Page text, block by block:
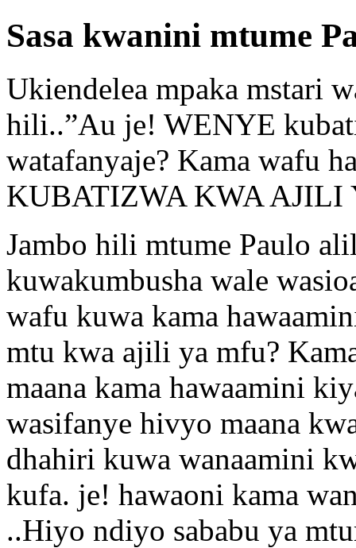
Sasa kwanini mtume
Ukiendelea mpaka mstari
hili..”Au je! WENYE
watafanyaje? Kama wafu
KUBATIZWA KWA AJILI
Jambo hili mtume Paulo
kuwakumbusha wale
wafu kuwa kama
mtu kwa ajili ya mfu?
maana kama hawaamini
wasifanye hivyo maana
dhahiri kuwa wanaamini
kufa. je! hawaoni kama
..Hiyo ndiyo sababu ya